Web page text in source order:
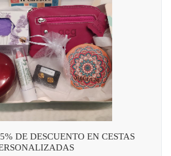
DE DESCUENTO EN CESTAS